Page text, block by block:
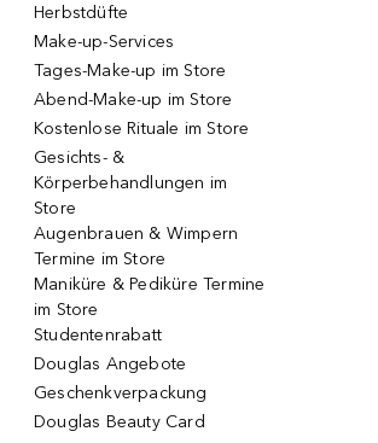
Herbstdüfte
Make-up-Services
Tages-Make-up im Store
Abend-Make-up im Store
Kostenlose Rituale im Store
Gesichts- &
Körperbehandlungen im
Store
Augenbrauen & Wimpern
Termine im Store
Maniküre & Pediküre Termine
im Store
Studentenrabatt
Douglas Angebote
Geschenkverpackung
Douglas Beauty Card